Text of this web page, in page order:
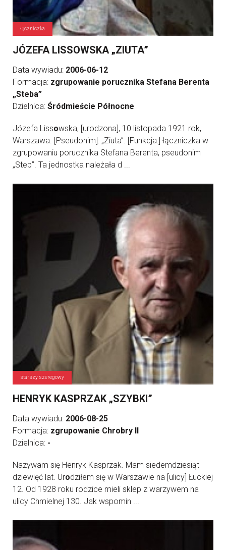
łączniczka
JÓZEFA LISSOWSKA „ZIUTA”
Data wywiadu: 2006-06-12
Formacja: zgrupowanie porucznika Stefana Berenta
„Steba”
Dzielnica: Śródmieście Północne
Józefa Lissowska, [urodzona], 10 listopada 1921 rok,
Warszawa. [Pseudonim]: „Ziuta”. [Funkcja:] łączniczka w
zgrupowaniu porucznika Stefana Berenta, pseudonim
„Steb”. Ta jednostka należała d ...
starszy szeregowy
HENRYK KASPRZAK „SZYBKI”
Data wywiadu: 2006-08-25
Formacja: zgrupowanie Chrobry II
Dzielnica: -
Nazywam się Henryk Kasprzak. Mam siedemdziesiąt
dziewięć lat. Urodziłem się w Warszawie na [ulicy] Łuckiej
12. Od 1928 roku rodzice mieli sklep z warzywem na
ulicy Chmielnej 130. Jak wspomin ...